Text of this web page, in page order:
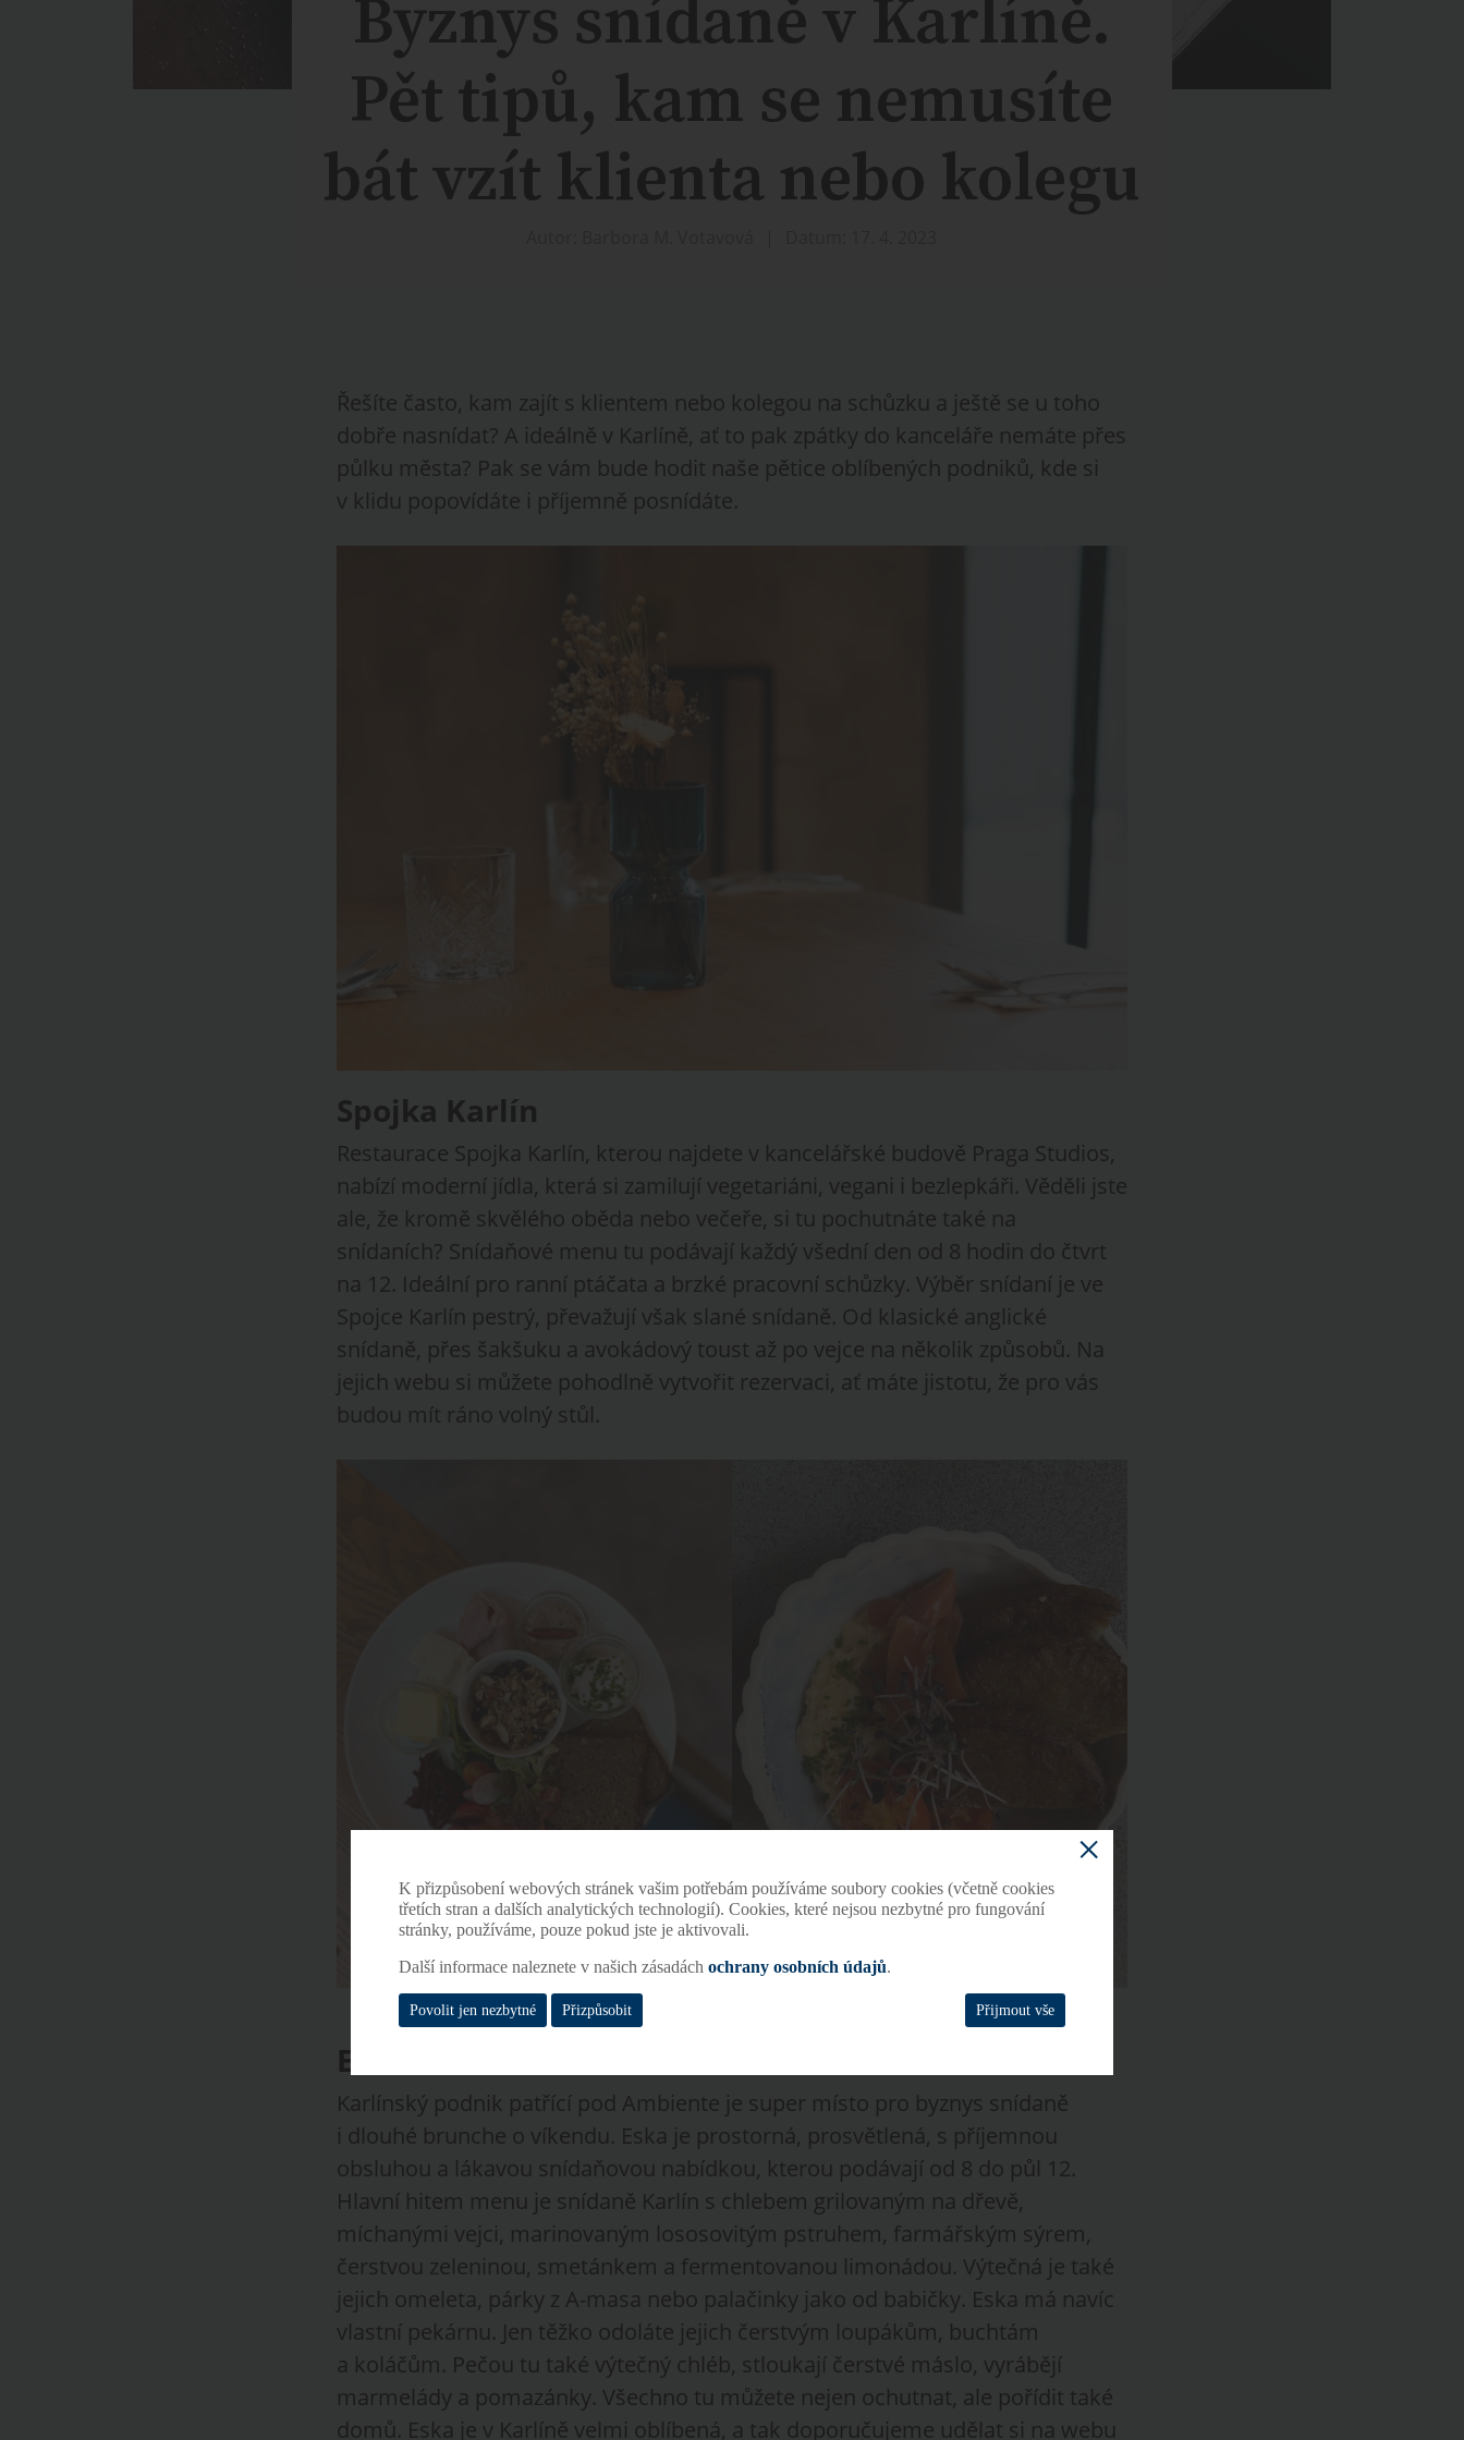
Byznys snídaně v Karlíně.
Pět tipů, kam se nemusíte
bát vzít klienta nebo kolegu
Řešíte často, kam zajít s klientem nebo kolegou na schůzku a ještě se u toho
dobře nasnídat? A ideálně v Karlíně, ať to pak zpátky do kanceláře nemáte přes
půlku města? Pak se vám bude hodit naše pětice oblíbených podniků, kde si
v klidu popovídáte i příjemně posnídáte.
Spojka Karlín
Restaurace Spojka Karlín, kterou najdete v kancelářské budově Praga Studios,
nabízí moderní jídla, která si zamilují vegetariáni, vegani i bezlepkáři. Věděli jste
ale, že kromě skvělého oběda nebo večeře, si tu pochutnáte také na
snídaních? Snídaňové menu tu podávají každý všední den od 8 hodin do čtvrt
na 12. Ideální pro ranní ptáčata a brzké pracovní schůzky. Výběr snídaní je ve
Spojce Karlín pestrý, převažují však slané snídaně. Od klasické anglické
snídaně, přes šakšuku a avokádový toust až po vejce na několik způsobů. Na
jejich webu si můžete pohodlně vytvořit rezervaci, ať máte jistotu, že pro vás
budou mít ráno volný stůl.
foto: Spojka Karlín
Eska
Karlínský podnik patřící pod Ambiente je super místo pro byznys snídaně
i dlouhé brunche o víkendu. Eska je prostorná, prosvětlená, s příjemnou
obsluhou a lákavou snídaňovou nabídkou, kterou podávají od 8 do půl 12.
Hlavní hitem menu je snídaně Karlín s chlebem grilovaným na dřevě,
míchanými vejci, marinovaným lososovitým pstruhem, farmářským sýrem,
čerstvou zeleninou, smetánkem a fermentovanou limonádou. Výtečná je také
jejich omeleta, párky z A-masa nebo palačinky jako od babičky. Eska má navíc
vlastní pekárnu. Jen těžko odoláte jejich čerstvým loupákům, buchtám
a koláčům. Pečou tu také výtečný chléb, stloukají čerstvé máslo, vyrábějí
marmelády a pomazánky. Všechno tu můžete nejen ochutnat, ale pořídit také
domů. Eska je v Karlíně velmi oblíbená, a tak doporučujeme udělat si na webu
K přizpůsobení webových stránek vašim potřebám používáme soubory cookies (včetně cookies
třetích stran a dalších analytických technologií). Cookies, které nejsou nezbytné pro fungování
stránky, používáme, pouze pokud jste je aktivovali.
Další informace naleznete v našich zásadách ochrany osobních údajů.
Povolit jen nezbytné Přizpůsobit Přijmout vše